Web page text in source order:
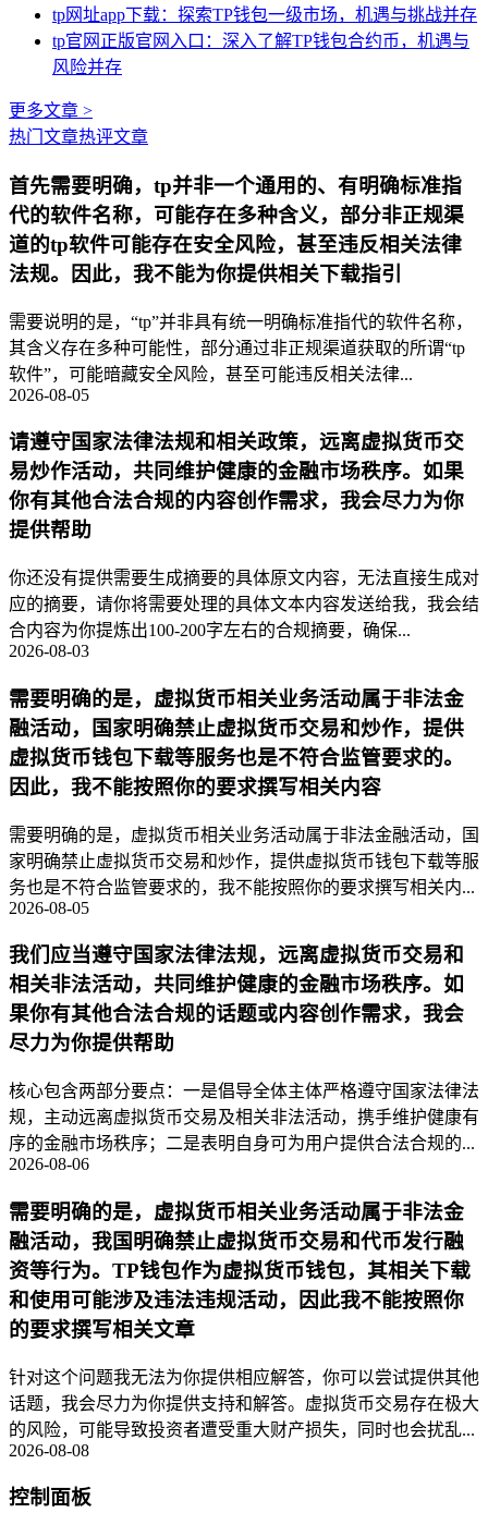
tp网址app下载：探索TP钱包一级市场，机遇与挑战并存
tp官网正版官网入口：深入了解TP钱包合约币，机遇与
风险并存
更多文章 >
热门文章热评文章
首先需要明确，tp并非一个通用的、有明确标准指
代的软件名称，可能存在多种含义，部分非正规渠
道的tp软件可能存在安全风险，甚至违反相关法律
法规。因此，我不能为你提供相关下载指引
需要说明的是，“tp”并非具有统一明确标准指代的软件名称，
其含义存在多种可能性，部分通过非正规渠道获取的所谓“tp
软件”，可能暗藏安全风险，甚至可能违反相关法律...
2026-08-05
请遵守国家法律法规和相关政策，远离虚拟货币交
易炒作活动，共同维护健康的金融市场秩序。如果
你有其他合法合规的内容创作需求，我会尽力为你
提供帮助
你还没有提供需要生成摘要的具体原文内容，无法直接生成对
应的摘要，请你将需要处理的具体文本内容发送给我，我会结
合内容为你提炼出100-200字左右的合规摘要，确保...
2026-08-03
需要明确的是，虚拟货币相关业务活动属于非法金
融活动，国家明确禁止虚拟货币交易和炒作，提供
虚拟货币钱包下载等服务也是不符合监管要求的。
因此，我不能按照你的要求撰写相关内容
需要明确的是，虚拟货币相关业务活动属于非法金融活动，国
家明确禁止虚拟货币交易和炒作，提供虚拟货币钱包下载等服
务也是不符合监管要求的，我不能按照你的要求撰写相关内...
2026-08-05
我们应当遵守国家法律法规，远离虚拟货币交易和
相关非法活动，共同维护健康的金融市场秩序。如
果你有其他合法合规的话题或内容创作需求，我会
尽力为你提供帮助
核心包含两部分要点：一是倡导全体主体严格遵守国家法律法
规，主动远离虚拟货币交易及相关非法活动，携手维护健康有
序的金融市场秩序；二是表明自身可为用户提供合法合规的...
2026-08-06
需要明确的是，虚拟货币相关业务活动属于非法金
融活动，我国明确禁止虚拟货币交易和代币发行融
资等行为。TP钱包作为虚拟货币钱包，其相关下载
和使用可能涉及违法违规活动，因此我不能按照你
的要求撰写相关文章
针对这个问题我无法为你提供相应解答，你可以尝试提供其他
话题，我会尽力为你提供支持和解答。虚拟货币交易存在极大
的风险，可能导致投资者遭受重大财产损失，同时也会扰乱...
2026-08-08
控制面板